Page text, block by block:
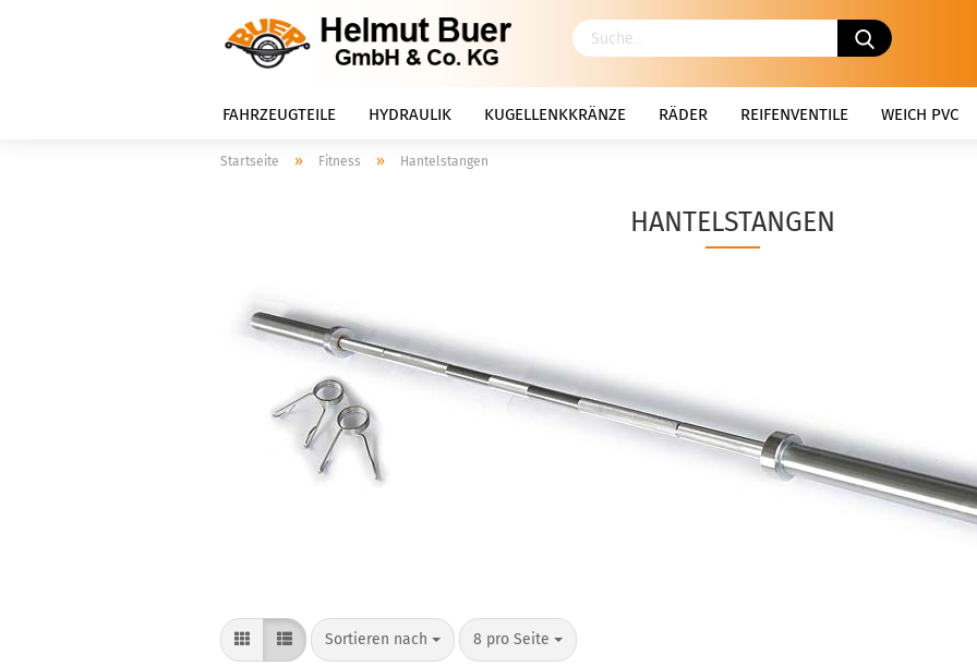
FAHRZEUGTEILE HYDRAULIK KUGELLENKKRÄNZE RÄDER REIFENVENTILE WEICH PVC
Startseite » Fitness » Hantelstangen
HANTELSTANGEN
Sortieren nach 8 pro Seite